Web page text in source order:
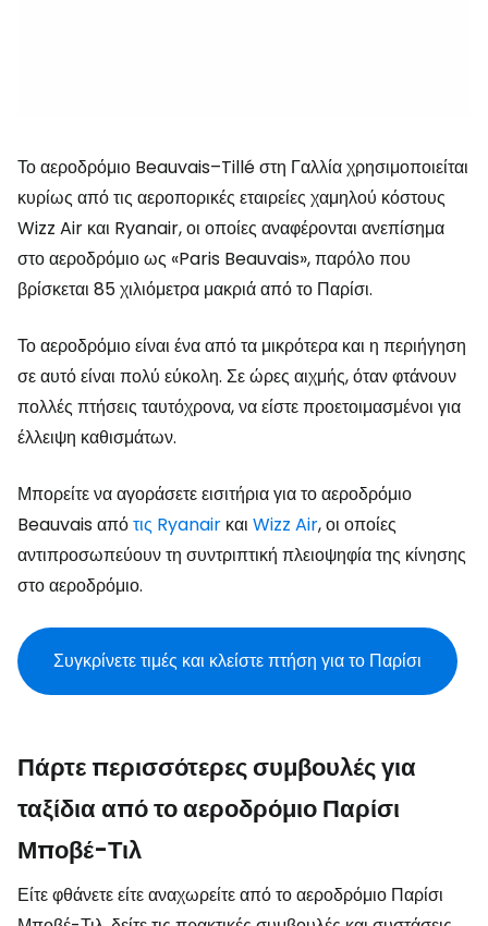
Το αεροδρόμιο Beauvais–Tillé στη Γαλλία χρησιμοποιείται
κυρίως από τις αεροπορικές εταιρείες χαμηλού κόστους
Wizz Air και Ryanair, οι οποίες αναφέρονται ανεπίσημα
στο αεροδρόμιο ως «Paris Beauvais», παρόλο που
βρίσκεται 85 χιλιόμετρα μακριά από το Παρίσι.
Το αεροδρόμιο είναι ένα από τα μικρότερα και η περιήγηση
σε αυτό είναι πολύ εύκολη. Σε ώρες αιχμής, όταν φτάνουν
πολλές πτήσεις ταυτόχρονα, να είστε προετοιμασμένοι για
έλλειψη καθισμάτων.
Μπορείτε να αγοράσετε εισιτήρια για το αεροδρόμιο
Beauvais απότις Ryanair και Wizz Air, οι οποίες
αντιπροσωπεύουν τη συντριπτική πλειοψηφία της κίνησης
στο αεροδρόμιο.
Συγκρίνετε τιμές και κλείστε πτήση για το Παρίσι
Πάρτε περισσότερες συμβουλές για
ταξίδια από το αεροδρόμιο Παρίσι
Μποβέ-Τιλ
Είτε φθάνετε είτε αναχωρείτε από το αεροδρόμιο Παρίσι